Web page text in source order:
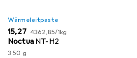
Wärmeleitpaste
EUR
15,27 EUR
4362,85/1kg
Noctua NT-H2
3.50 g